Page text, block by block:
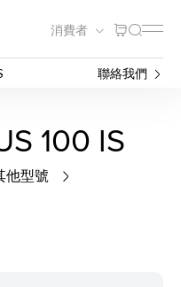
消費者
聯絡我們
100 IS
他型號